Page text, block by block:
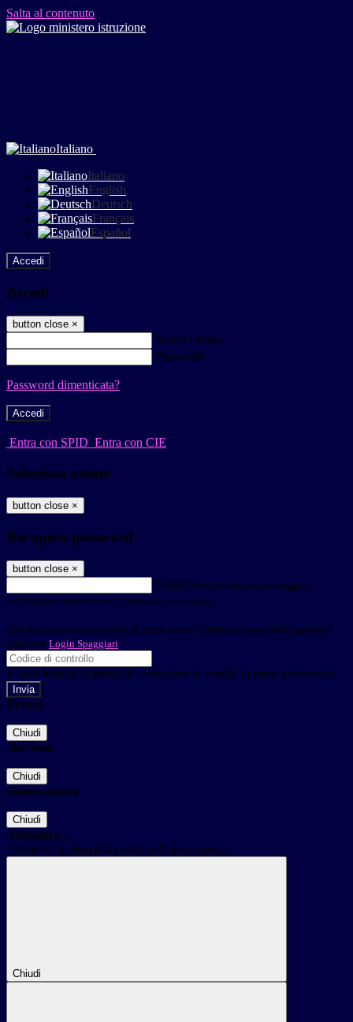
Salta al contenuto
Italiano
Italiano
English
Deutsch
Français
Español
Accedi
Accedi
button close ×
Nome Utente
Password
Password dimenticata?
-
Entra con SPID Entra con CIE
Seleziona utente
button close ×
Recupero password
button close ×
E-mail Verrà inviato un messaggio
all'indirizzo indicato con le istruzioni necessarie.
Non hai una e-mail associata al nome utente? Effettua il reset della password
tramite la Login Spaggiari
E-mail inviata, si prega di controllare la casella di posta elettronica!
Errore
Chiudi
Successo
Chiudi
Informazione
Chiudi
Attendere...
Attendere il completamento dell'operazione...
Chiudi